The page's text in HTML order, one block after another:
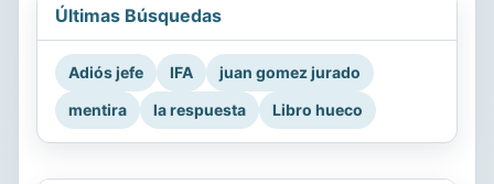
Últimas Búsquedas
Adiós jefe IFA
juan gomez jurado
mentira
la respuesta Libro hueco